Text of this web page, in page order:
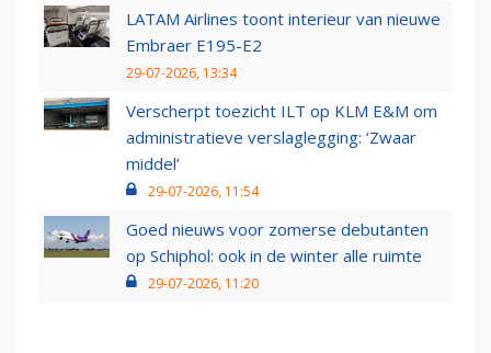
LATAM Airlines toont interieur van nieuwe
Embraer E195-E2
29-07-2026, 13:34
Verscherpt toezicht ILT op KLM E&M om
administratieve verslaglegging: ‘Zwaar
middel’
29-07-2026, 11:54
Goed nieuws voor zomerse debutanten
op Schiphol: ook in de winter alle ruimte
29-07-2026, 11:20